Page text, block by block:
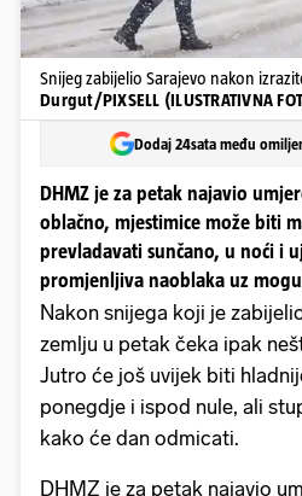
Snijeg zabijelio Sarajevo nakon
Durgut/PIXSELL (ILUSTRATIVNA
Dodaj 24sata među
DHMZ je za petak najavio
oblačno, mjestimice može biti
prevladavati sunčano, u noći i
promjenljiva naoblaka uz
Nakon snijega koji je
zemlju u petak čeka ipak
Jutro će još uvijek biti
ponegdje i ispod nule, ali
kako će dan odmicati.
DHMZ je za petak najavio